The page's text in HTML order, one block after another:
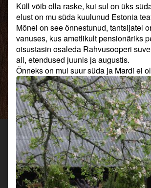
published
on
of
Kas
mitu
kena
asja
saab
korraga?,
Küll võib olla raske, kui sul on üks
elust on mu süda kuulunud Estonia
Mõnel on see õnnestunud, tantsijatel
vanuses, kus ametlikult pensionäriks
otsustasin osaleda Rahvusooperi
all, etendused juunis ja augustis.
Õnneks on mul suur süda ja Mardi ei